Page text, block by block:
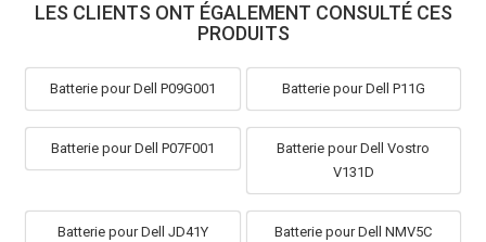
LES CLIENTS ONT ÉGALEMENT CONSULTÉ CES
PRODUITS
Batterie pour Dell P09G001 Batterie pour Dell P11G
Batterie pour Dell P07F001
Batterie pour Dell Vostro
V131D
Batterie pour Dell JD41Y Batterie pour Dell NMV5C